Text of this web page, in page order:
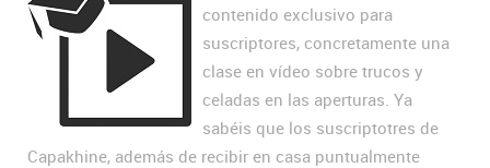
contenido exclusivo para
suscriptores, concretamente una
clase en vídeo sobre trucos y
celadas en las aperturas. Ya
sabéis que los suscriptotres de
Capakhine, además de recibir en casa puntualmente